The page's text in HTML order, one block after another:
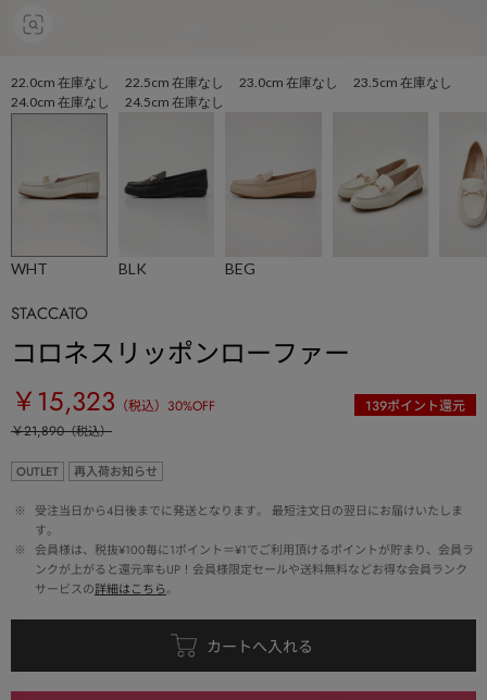
22.0cm 在庫なし 22.5cm 在庫なし 23.0cm 在庫なし 23.5cm 在庫なし
24.0cm 在庫なし 24.5cm 在庫なし
WHT BLK BEG
STACCATO
コロネスリッポンローファー
￥15,323 （税込） 30%OFF 139ポイント還元
￥21,890（税込）
OUTLET 再入荷お知らせ
※
受注当日から4日後までに発送となります。 最短注文日の翌日にお届けいたしま
す。
※
会員様は、税抜¥100毎に1ポイント＝¥1でご利用頂けるポイントが貯まり、会員ラ
ンクが上がると還元率もUP！会員様限定セールや送料無料などお得な会員ランク
サービスの詳細はこちら。